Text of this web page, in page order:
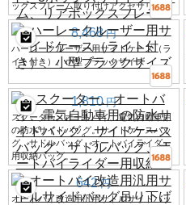
ックスフレーム取り付けアクセサリー
8,468 円
ハーレークルーザー用サイドケース（ラ
イト付き）、小型ブラックサイズ
1,810 円
スクーター、オートバイ、電気自動車用
の防水サイドバッグ。サイドケースバッ
グ、サドルバッグ、オートバイライダー
用収納バッグ。
642 円
オートバイ改造用汎用サドルサイドバッ